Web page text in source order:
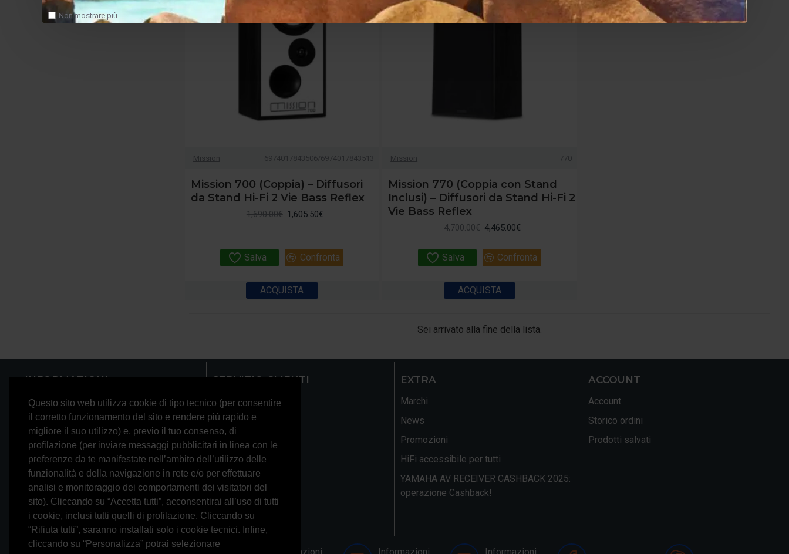
Questo sito web utilizza cookie di tipo tecnico (per consentire
il corretto funzionamento del sito e rendere più rapido e
migliore il suo utilizzo) e, previo il tuo consenso, di
profilazione (per inviare messaggi pubblicitari in linea con le
preferenze da te manifestate nell’ambito dell’utilizzo delle
funzionalità e della navigazione in rete e/o per effettuare
analisi e monitoraggio dei comportamenti dei visitatori del
sito). Cliccando su “Accetta tutti”, acconsentirai all’uso di tutti
i cookie, inclusi tutti quelli di profilazione. Cliccando su
“Rifiuta tutti”, saranno installati solo i cookie tecnici. Infine,
cliccando su “Personalizza” potrai selezionare
Non mostrare più.
Mission 6974017843506/6974017843513
Mission 700 (Coppia) – Diffusori
da Stand Hi-Fi 2 Vie Bass Reflex
1,605.50€
1,690.00€
Salva Confronta
ACQUISTA
Mission 770
Mission 770 (Coppia con Stand
Inclusi) – Diffusori da Stand Hi-Fi 2
Vie Bass Reflex
4,465.00€
4,700.00€
Salva Confronta
ACQUISTA
Sei arrivato alla fine della lista.
INFORMAZIONI
Recensioni
La nostra storia
Trasparenza bancaria
Modalità di pagamento
Condizioni di vendita
Privacy
Cookie Policy
SERVIZIO CLIENTI
Contattaci
Restituzioni
Mappa del sito
Newsletter
EXTRA
Marchi
News
Promozioni
HiFi accessibile per tutti
YAMAHA AV RECEIVER CASHBACK 2025:
operazione Cashback!
ACCOUNT
Account
Storico ordini
Prodotti salvati